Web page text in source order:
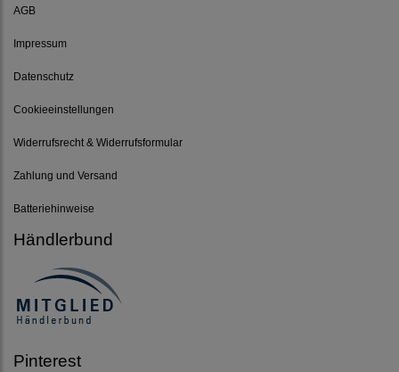
AGB
Impressum
Datenschutz
Cookieeinstellungen
Widerrufsrecht & Widerrufsformular
Zahlung und Versand
Batteriehinweise
Händlerbund
Pinterest